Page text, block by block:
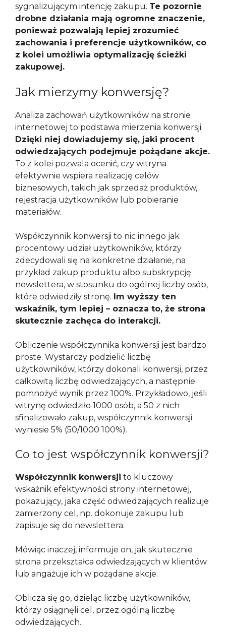
sygnalizującym intencję zakupu. Te pozornie
drobne działania mają ogromne znaczenie,
ponieważ pozwalają lepiej zrozumieć
zachowania i preferencje użytkowników, co
z kolei umożliwia optymalizację ścieżki
zakupowej.
Jak mierzymy konwersję?
Analiza zachowań użytkowników na stronie
internetowej to podstawa mierzenia konwersji.
Dzięki niej dowiadujemy się, jaki procent
odwiedzających podejmuje pożądane akcje.
To z kolei pozwala ocenić, czy witryna
efektywnie wspiera realizację celów
biznesowych, takich jak sprzedaż produktów,
rejestracja użytkowników lub pobieranie
materiałów.
Współczynnik konwersji to nic innego jak
procentowy udział użytkowników, którzy
zdecydowali się na konkretne działanie, na
przykład zakup produktu albo subskrypcję
newslettera, w stosunku do ogólnej liczby osób,
które odwiedziły stronę. Im wyższy ten
wskaźnik, tym lepiej – oznacza to, że strona
skutecznie zachęca do interakcji.
Obliczenie współczynnika konwersji jest bardzo
proste. Wystarczy podzielić liczbę
użytkowników, którzy dokonali konwersji, przez
całkowitą liczbę odwiedzających, a następnie
pomnożyć wynik przez 100%. Przykładowo, jeśli
witrynę odwiedziło 1000 osób, a 50 z nich
sfinalizowało zakup, współczynnik konwersji
wyniesie 5% (50/1000 100%).
Co to jest współczynnik konwersji?
Współczynnik konwersji to kluczowy
wskaźnik efektywności strony internetowej,
pokazujący, jaka część odwiedzających realizuje
zamierzony cel, np. dokonuje zakupu lub
zapisuje się do newslettera.
Mówiąc inaczej, informuje on, jak skutecznie
strona przekształca odwiedzających w klientów
lub angażuje ich w pożądane akcje.
Oblicza się go, dzieląc liczbę użytkowników,
którzy osiągnęli cel, przez ogólną liczbę
odwiedzających.